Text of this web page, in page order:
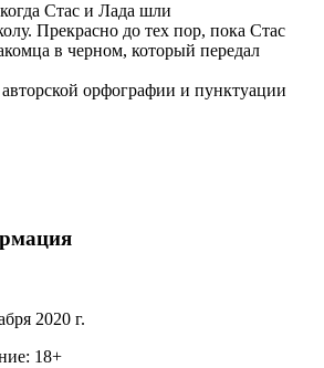
Стас и Лада шли
Прекрасно до тех пор, пока Стас
в черном, который передал
орфографии и пунктуации
2020 г.
18+